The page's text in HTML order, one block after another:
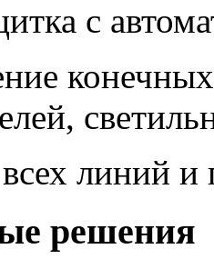
с
конечных
линий и
решения